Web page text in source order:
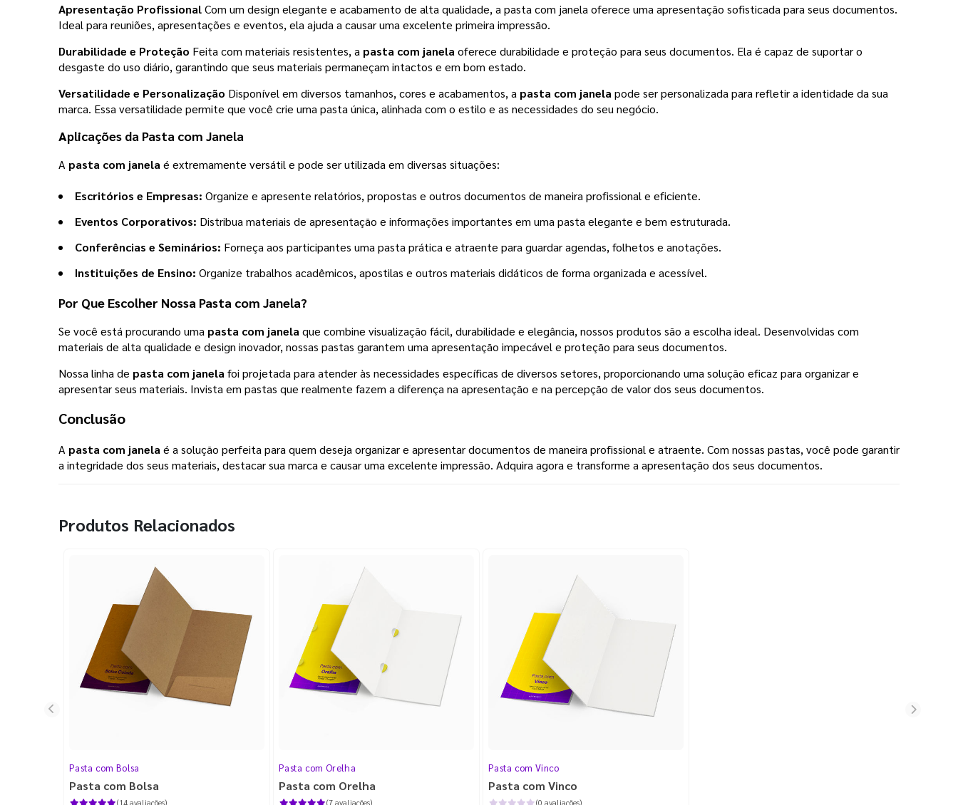
Apresentação ProfissionalCom um design elegante e acabamento de alta qualidade, a pasta com janela oferece uma apresentação sofisticada para seus documentos.
Ideal para reuniões, apresentações e eventos, ela ajuda a causar uma excelente primeira impressão.
Durabilidade e Proteção Feita com materiais resistentes, a pasta com janela oferece durabilidade e proteção para seus documentos. Ela é capaz de suportar o
desgaste do uso diário, garantindo que seus materiais permaneçam intactos e em bom estado.
Versatilidade e Personalização Disponível em diversos tamanhos, cores e acabamentos, a pasta com janela pode ser personalizada para refletir a identidade da sua
marca. Essa versatilidade permite que você crie uma pasta única, alinhada com o estilo e as necessidades do seu negócio.
Aplicações da Pasta com Janela
A pasta com janela é extremamente versátil e pode ser utilizada em diversas situações:
Escritórios e Empresas: Organize e apresente relatórios, propostas e outros documentos de maneira profissional e eficiente.
Eventos Corporativos: Distribua materiais de apresentação e informações importantes em uma pasta elegante e bem estruturada.
Conferências e Seminários: Forneça aos participantes uma pasta prática e atraente para guardar agendas, folhetos e anotações.
Instituições de Ensino: Organize trabalhos acadêmicos, apostilas e outros materiais didáticos de forma organizada e acessível.
Por Que Escolher Nossa Pasta com Janela?
Se você está procurando uma pasta com janela que combine visualização fácil, durabilidade e elegância, nossos produtos são a escolha ideal. Desenvolvidas com
materiais de alta qualidade e design inovador, nossas pastas garantem uma apresentação impecável e proteção para seus documentos.
Nossa linha de pasta com janela foi projetada para atender às necessidades específicas de diversos setores, proporcionando uma solução eficaz para organizar e
apresentar seus materiais. Invista em pastas que realmente fazem a diferença na apresentação e na percepção de valor dos seus documentos.
Conclusão
A pasta com janela é a solução perfeita para quem deseja organizar e apresentar documentos de maneira profissional e atraente. Com nossas pastas, você pode garantir
a integridade dos seus materiais, destacar sua marca e causar uma excelente impressão. Adquira agora e transforme a apresentação dos seus documentos.
Produtos Relacionados
Pasta com Bolsa
Pasta com Bolsa
(14 avaliações)
Pasta com Orelha
Pasta com Orelha
(7 avaliações)
Pasta com Vinco
Pasta com Vinco
(0 avaliações)